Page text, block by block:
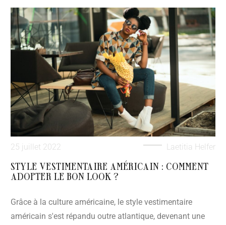
25 juillet 2022 Laetitia Helfer
STYLE VESTIMENTAIRE AMÉRICAIN : COMMENT
ADOPTER LE BON LOOK ?
Grâce à la culture américaine, le style vestimentaire
américain s'est répandu outre atlantique, devenant une